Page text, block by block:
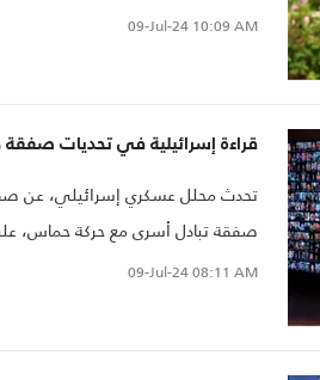
09-Jul-24 10:09 AM
قراءة إسرائيلية في تحديات صفقة
تحدث محلل عسكري إسرائيلي، عن
صفقة تبادل أسرى مع حركة حماس،
القاهرة والدوحة بهذا الخصوص..
09-Jul-2408:11 AM